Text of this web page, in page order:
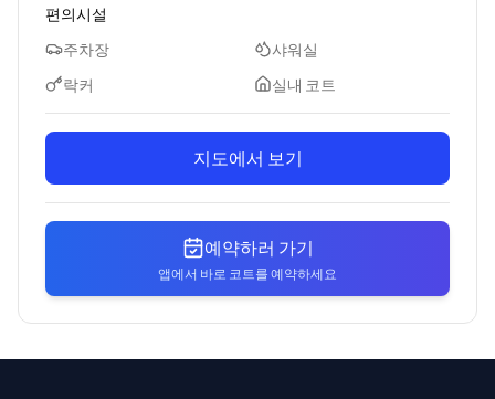
편의시설
주차장
샤워실
락커
실내 코트
지도에서 보기
예약하러 가기
앱에서 바로 코트를 예약하세요